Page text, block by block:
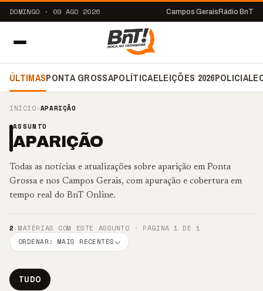
DOMINGO · 09 AGO 2026 Campos Gerais Rádio BnT
ÚLTIMASPONTA GROSSAPOLÍTICAELEIÇÕES 2026POLICIAL
INÍCIO›APARIÇÃO
ASSUNTO
APARIÇÃO
Todas as notícias e atualizações sobre aparição em Ponta
Grossa e nos Campos Gerais, com apuração e cobertura em
tempo real do BnT Online.
2 MATÉRIAS COM ESTE ASSUNTO · PÁGINA 1 DE 1
ORDENAR: MAIS RECENTES
TUDO